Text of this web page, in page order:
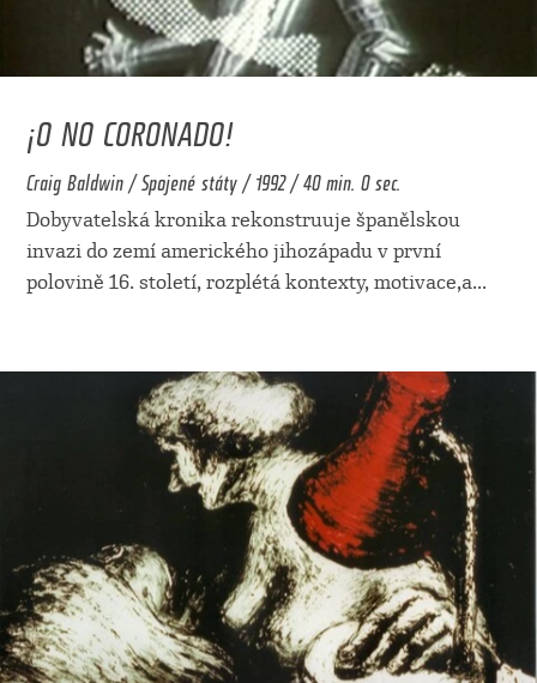
¡O NO CORONADO!
Craig Baldwin / Spojené státy / 1992 / 40 min. 0 sec.
Dobyvatelská kronika rekonstruuje španělskou
invazi do zemí amerického jihozápadu v první
polovině 16. století, rozplétá kontexty, motivace,a...